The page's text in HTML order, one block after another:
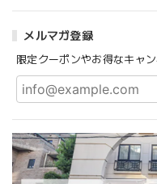
メルマガ登録
限定クーポンやお得なキャ